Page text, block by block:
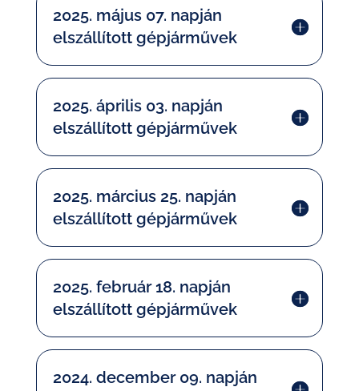
2025. május 07. napján
elszállított gépjárművek
2025. április 03. napján
elszállított gépjárművek
2025. március 25. napján
elszállított gépjárművek
2025. február 18. napján
elszállított gépjárművek
2024. december 09. napján